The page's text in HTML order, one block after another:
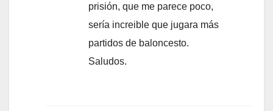
prisión, que me parece poco,
sería increible que jugara más
partidos de baloncesto.
Saludos.